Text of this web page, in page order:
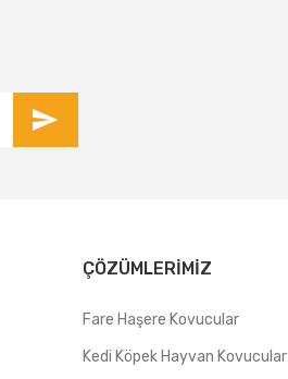
ÇÖZÜMLERIMIZ
Fare Haşere Kovucular
Kedi Köpek Hayvan Kovucular